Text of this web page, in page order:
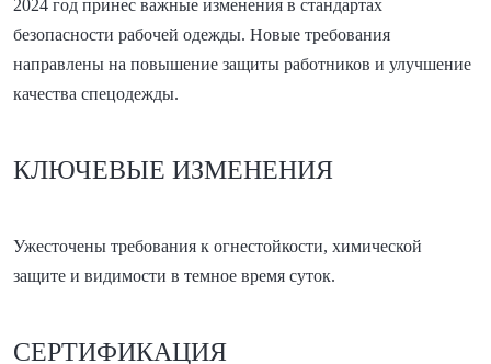
2024 год принес важные изменения в стандартах
безопасности рабочей одежды. Новые требования
направлены на повышение защиты работников и улучшение
качества спецодежды.
КЛЮЧЕВЫЕ ИЗМЕНЕНИЯ
Ужесточены требования к огнестойкости, химической
защите и видимости в темное время суток.
СЕРТИФИКАЦИЯ